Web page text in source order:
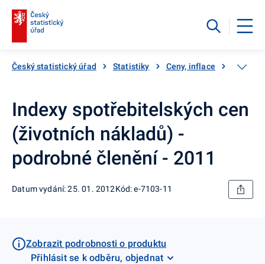
Český statistický úřad Statistiky Ceny, inflace
Indexy spotřebitelských cen
(životních nákladů) -
podrobné členění - 2011
Datum vydání: 25. 01. 2012Kód: e-7103-11
Zobrazit podrobnosti o produktu
Přihlásit se k odběru, objednat